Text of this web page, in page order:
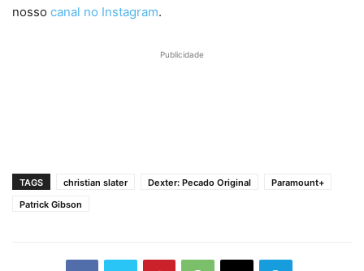
nosso canal no Instagram.
Publicidade
TAGS christian slater Dexter: Pecado Original
Paramount+
Patrick Gibson